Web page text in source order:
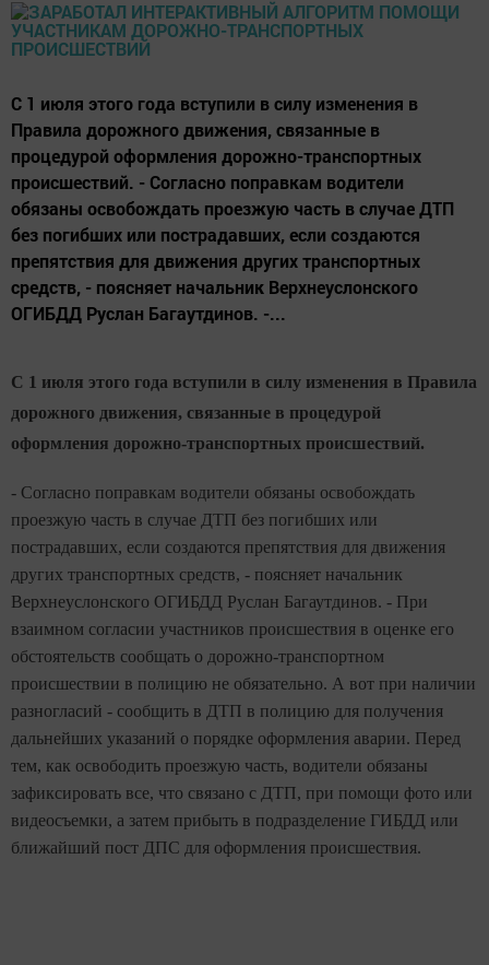
С 1 июля этого года вступили в силу изменения в
Правила дорожного движения, связанные в
процедурой оформления дорожно-транспортных
происшествий. - Согласно поправкам водители
обязаны освобождать проезжую часть в случае ДТП
без погибших или пострадавших, если создаются
препятствия для движения других транспортных
средств, - поясняет начальник Верхнеуслонского
ОГИБДД Руслан Багаутдинов. -...
С 1 июля этого года вступили в силу изменения в Правила
дорожного движения, связанные в процедурой
оформления дорожно-транспортных происшествий.
- Согласно поправкам водители обязаны освобождать
проезжую часть в случае ДТП без погибших или
пострадавших, если создаются препятствия для движения
других транспортных средств, - поясняет начальник
Верхнеуслонского ОГИБДД Руслан Багаутдинов. - При
взаимном согласии участников происшествия в оценке его
обстоятельств сообщать о дорожно-транспортном
происшествии в полицию не обязательно. А вот при наличии
разногласий - сообщить в ДТП в полицию для получения
дальнейших указаний о порядке оформления аварии. Перед
тем, как освободить проезжую часть, водители обязаны
зафиксировать все, что связано с ДТП, при помощи фото или
видеосъемки, а затем прибыть в подразделение ГИБДД или
ближайший пост ДПС для оформления происшествия.